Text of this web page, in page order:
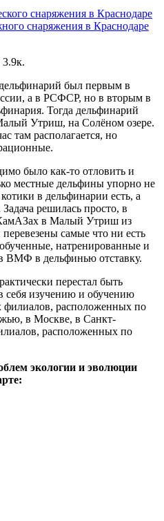
снаряжения в Краснодаре
снаряжения в Краснодаре
3.9к.
был первым в
а в РСФСР, но в вторым в
Тогда дельфинарий
Утриш, на Солёном озере.
там располагается, но
было как-то отловить и
местные дельфины упорно не
в дельфинарии есть, а
решилась просто, в
в Малый Утриш из
самые что ни есть
натренированные и
ВМФ в дельфинью отставку.
перестал быть
себя изучению и обучению
расположенных по
в Москве, в Санкт-
расположенных по
экологии и эволюции